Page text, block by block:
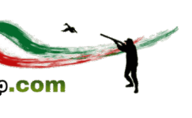
content